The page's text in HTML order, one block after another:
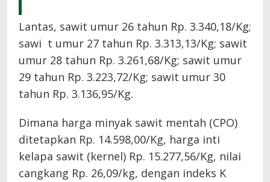
Lantas, sawit umur 26 tahun Rp. 3.340,18/Kg;
sawi t umur 27 tahun Rp. 3.313,13/Kg; sawit
umur 28 tahun Rp. 3.261,68/Kg; sawit umur
29 tahun Rp. 3.223,72/Kg; sawit umur 30
tahun Rp. 3.136,95/Kg.
Dimana harga minyak sawit mentah (CPO)
ditetapkan Rp. 14.598,00/Kg, harga inti
kelapa sawit (kernel) Rp. 15.277,56/Kg, nilai
cangkang Rp. 26,09/kg, dengan indeks K